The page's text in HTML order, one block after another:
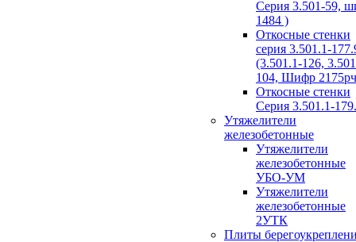
Серия 3.501-59,
1484 )
Откосные стенки
серия 3.501.1-
(3.501.1-126,
104, Шифр
Откосные стенки
Серия 3.501.1-
Утяжелители
железобетонные
Утяжелители
железобетонные
УБО-УМ
Утяжелители
железобетонные
2УТК
Плиты